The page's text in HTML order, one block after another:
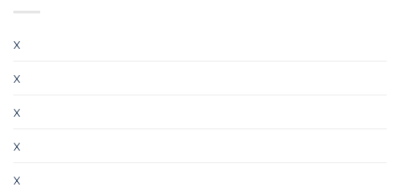
x
x
x
x
x